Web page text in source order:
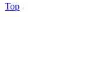
Top